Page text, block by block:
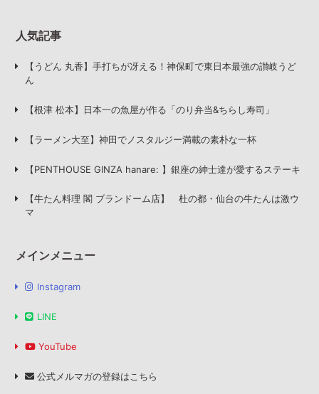
人気記事
【うどん 丸香】手打ちが冴える！神保町で東日本最強の讃岐うど
ん
【根津 松本】日本一の魚屋が作る「のり弁当&ちらし寿司」
【ラーメン大至】神田でノスタルジー満載の素朴な一杯
【PENTHOUSE GINZA hanare: 】銀座の紳士達が愛するステーキ
【牛たん料理 閣 ブランドーム店】 杜の都・仙台の牛たんは激ウ
マ
メインメニュー
Instagram
LINE
YouTube
公式メルマガの登録はこちら